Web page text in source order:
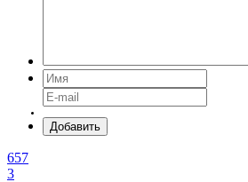
Добавить
657
3